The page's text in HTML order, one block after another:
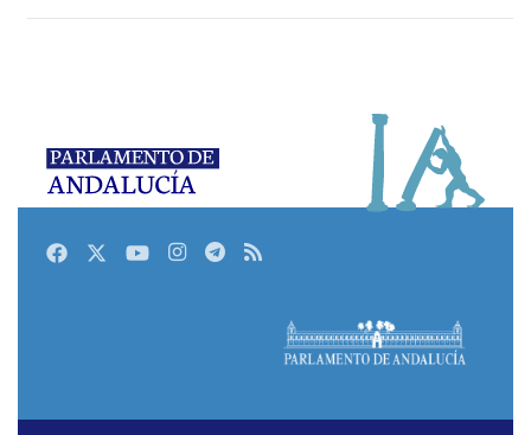
FacebookTwitterYoutubeInstagram
Telegram
RSS